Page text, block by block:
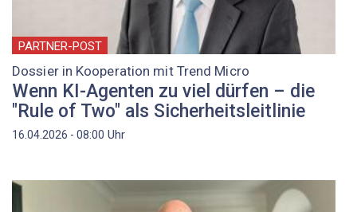
PARTNER-POST
Dossier in Kooperation mit Trend Micro
Wenn KI-Agenten zu viel dürfen – die
"Rule of Two" als Sicherheitsleitlinie
16.04.2026 - 08:00 Uhr